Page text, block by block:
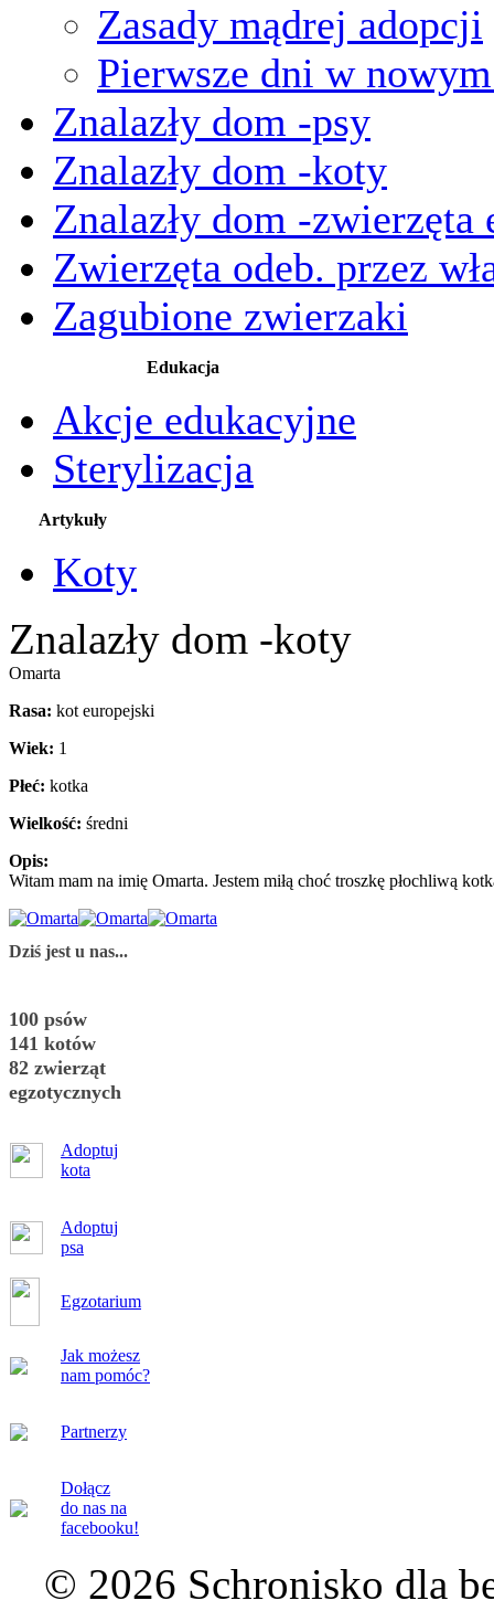
Zasady mądrej adopcji
Pierwsze dni w
Znalazły dom -psy
Znalazły dom -koty
Znalazły dom -zwierzęta
Zwierzęta odeb. przez
Zagubione zwierzaki
Edukacja
Akcje edukacyjne
Sterylizacja
Artykuły
Koty
Znalazły dom -koty
Omarta
Rasa: kot europejski
Wiek: 1
Płeć: kotka
Wielkość: średni
Opis:
Witam mam na imię Omarta. Jestem miłą choć troszkę płochliwą
Dziś jest u nas...
100 psów
141 kotów
82 zwierząt
egzotycznych
Adoptuj
kota
Adoptuj
psa
Egzotarium
Jak możesz
nam pomóc?
Partnerzy
Dołącz
do nas na
facebooku!
© 2026 Schronisko dla